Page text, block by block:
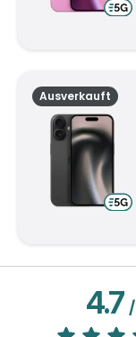
Ausverkauft
4.7/